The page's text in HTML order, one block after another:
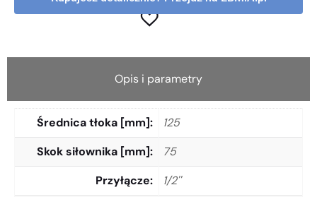
Opis i parametry
Średnica tłoka [mm]
125
Skok siłownika [mm]
75
Przyłącze
1/2''